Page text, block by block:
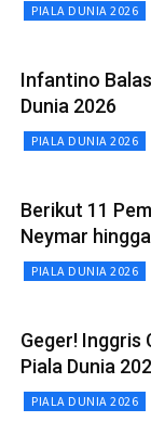
PIALA DUNIA 2026
Infantino
Dunia 2026
PIALA DUNIA 2026
Berikut 11
Neymar
PIALA DUNIA 2026
Geger! Inggris
Piala Dunia
PIALA DUNIA 2026